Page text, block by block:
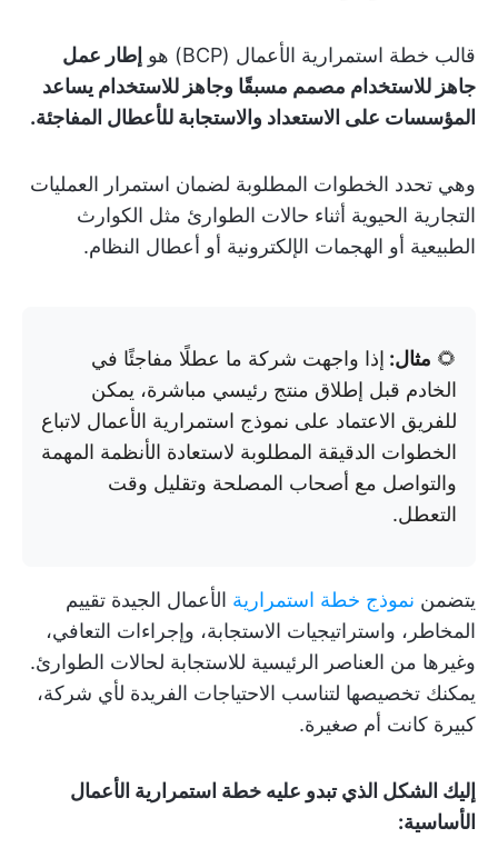
قالب خطة استمرارية الأعمال (BCP) هو
إطار عمل
جاهز للاستخدام مصمم مسبقًا وجاهز للاستخدام يساعد
المؤسسات على الاستعداد والاستجابة للأعطال المفاجئة.
وهي تحدد الخطوات المطلوبة لضمان استمرار العمليات
التجارية الحيوية أثناء حالات الطوارئ مثل الكوارث
الطبيعية أو الهجمات الإلكترونية أو أعطال النظام.
🌻 مثال: إذا واجهت شركة ما عطلًا مفاجئًا في
الخادم قبل إطلاق منتج رئيسي مباشرة، يمكن
للفريق الاعتماد على نموذج استمرارية الأعمال لاتباع
الخطوات الدقيقة المطلوبة لاستعادة الأنظمة المهمة
والتواصل مع أصحاب المصلحة وتقليل وقت
التعطل.
يتضمن نموذج خطة استمرارية الأعمال الجيدة تقييم
المخاطر، واستراتيجيات الاستجابة، وإجراءات التعافي،
وغيرها من العناصر الرئيسية للاستجابة لحالات الطوارئ.
يمكنك تخصيصها لتناسب الاحتياجات الفريدة لأي شركة،
كبيرة كانت أم صغيرة.
إليك الشكل الذي تبدو عليه خطة استمرارية الأعمال
الأساسية: